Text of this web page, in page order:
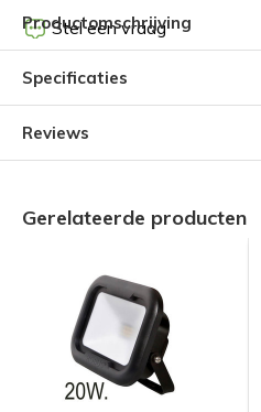
Stel een vraag
Productomschrijving
Specificaties
Reviews
Gerelateerde producten